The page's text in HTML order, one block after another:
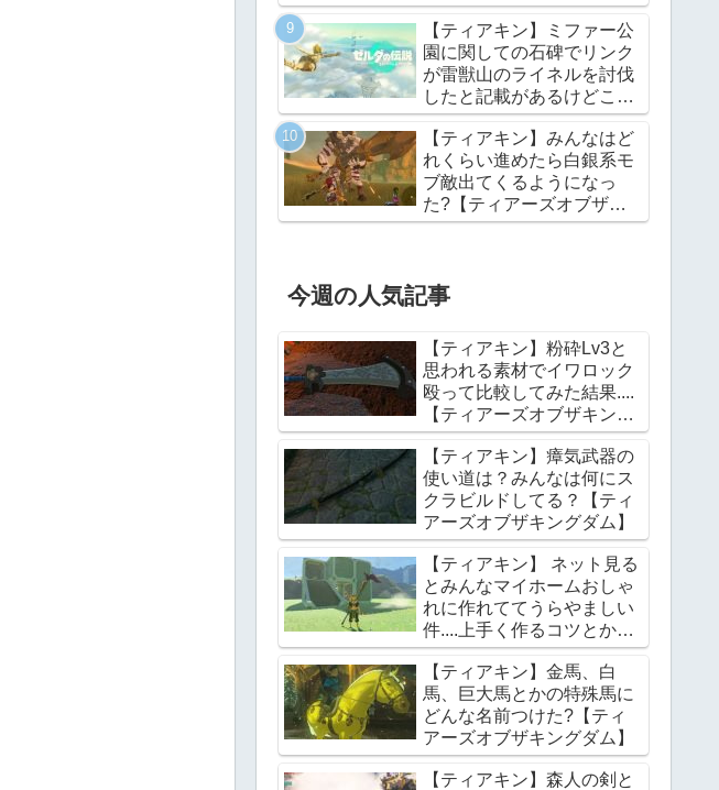
【ティアキン】ミファー公
園に関しての石碑でリンク
が雷獣山のライネルを討伐
したと記載があるけどこれ
っていつの話?【ティアー
ズオブザキングダム】
【ティアキン】みんなはど
れくらい進めたら白銀系モ
ブ敵出てくるようになっ
た?【ティアーズオブザキ
ングダム】
今週の人気記事
【ティアキン】粉砕Lv3と
思われる素材でイワロック
殴って比較してみた結果....
【ティアーズオブザキング
ダム】
【ティアキン】瘴気武器の
使い道は？みんなは何にス
クラビルドしてる？【ティ
アーズオブザキングダム】
【ティアキン】 ネット見る
とみんなマイホームおしゃ
れに作れててうらやましい
件....上手く作るコツとかあ
る？【ティアーズオブザキ
ングダム】
【ティアキン】金馬、白
馬、巨大馬とかの特殊馬に
どんな名前つけた?【ティ
アーズオブザキングダム】
【ティアキン】森人の剣と